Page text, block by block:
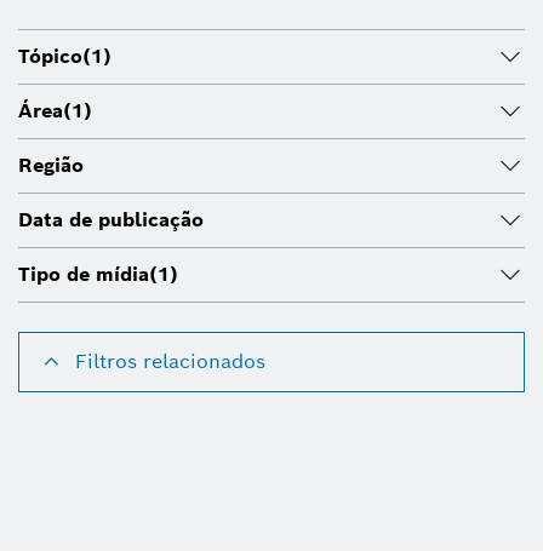
Tópico(1)
Área(1)
Região
Data de publicação
Tipo de mídia(1)
Filtros relacionados